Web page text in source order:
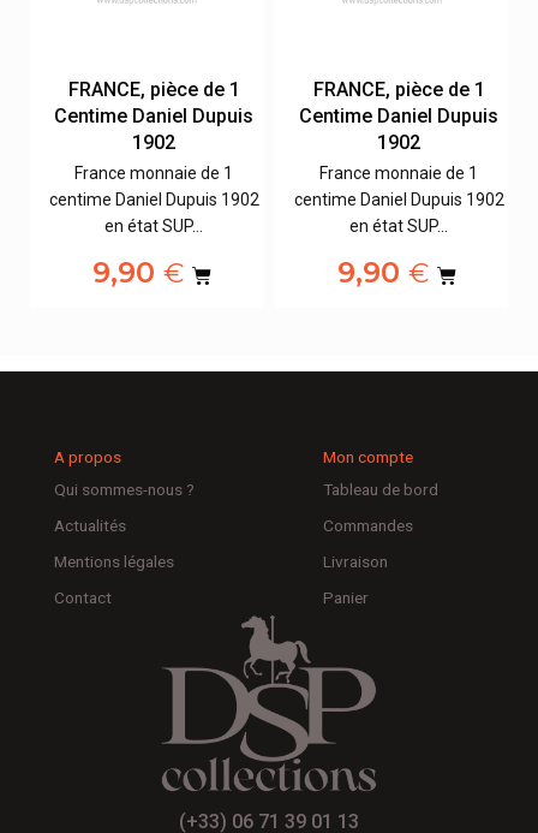
FRANCE, pièce de 1
Centime Daniel Dupuis
1902
France monnaie de 1
centime Daniel Dupuis 1902
en état SUP…
9,90€
FRANCE, pièce de 1
Centime Daniel Dupuis
1902
France monnaie de 1
centime Daniel Dupuis 1902
en état SUP…
9,90€
A propos
Qui sommes-nous ?
Actualités
Mentions légales
Contact
Mon compte
Tableau de bord
Commandes
Livraison
Panier
(+33) 06 71 39 01 13